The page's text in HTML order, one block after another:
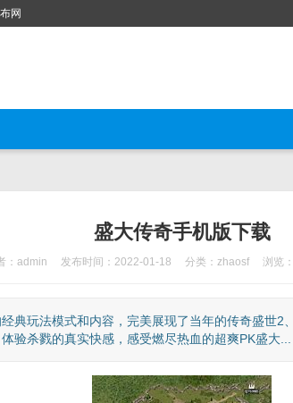
网
盛大传奇手机版下载
：admin 发布时间：2022-01-18 分类：zhaosf 浏览
典玩法模式和内容，完美展现了当年的传奇盛世2
验杀戮的真实快感，感受燃尽热血的超爽PK盛大...